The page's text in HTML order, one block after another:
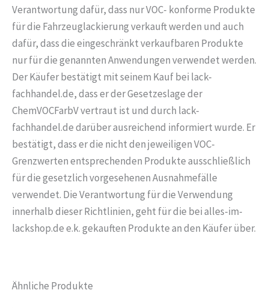
Verantwortung dafür, dass nur VOC- konforme Produkte
für die Fahrzeuglackierung verkauft werden und auch
dafür, dass die eingeschränkt verkaufbaren Produkte
nur für die genannten Anwendungen verwendet werden.
Der Käufer bestätigt mit seinem Kauf bei lack-
fachhandel.de, dass er der Gesetzeslage der
ChemVOCFarbV vertraut ist und durch lack-
fachhandel.de darüber ausreichend informiert wurde. Er
bestätigt, dass er die nicht den jeweiligen VOC-
Grenzwerten entsprechenden Produkte ausschließlich
für die gesetzlich vorgesehenen Ausnahmefälle
verwendet. Die Verantwortung für die Verwendung
innerhalb dieser Richtlinien, geht für die bei alles-im-
lackshop.de e.k. gekauften Produkte an den Käufer über.
Ähnliche Produkte